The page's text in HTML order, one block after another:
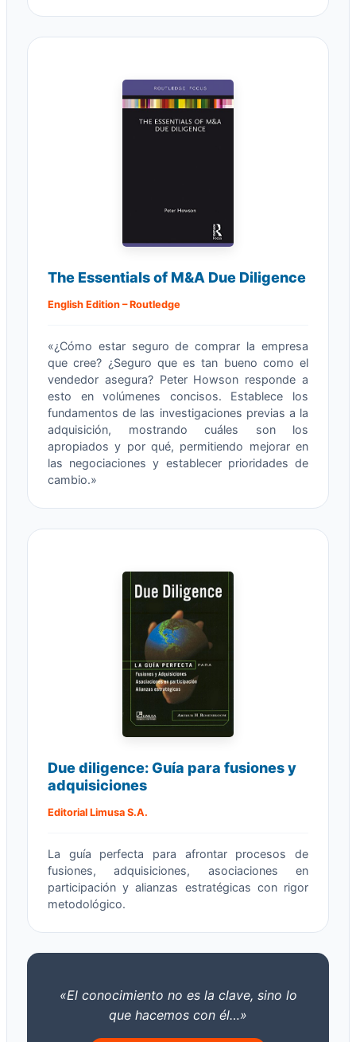
The Essentials of M&A Due Diligence
English Edition – Routledge
«¿Cómo estar seguro de comprar la empresa
que cree? ¿Seguro que es tan bueno como el
vendedor asegura? Peter Howson responde a
esto en volúmenes concisos. Establece los
fundamentos de las investigaciones previas a la
adquisición, mostrando cuáles son los
apropiados y por qué, permitiendo mejorar en
las negociaciones y establecer prioridades de
cambio.»
Due diligence: Guía para fusiones y
adquisiciones
Editorial Limusa S.A.
La guía perfecta para afrontar procesos de
fusiones, adquisiciones, asociaciones en
participación y alianzas estratégicas con rigor
metodológico.
«El conocimiento no es la clave, sino lo
que hacemos con él…»